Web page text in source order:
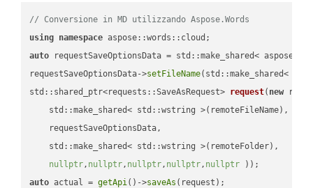
// Conversione in MD utilizzando Aspose.Words
using namespace
auto requestSaveOptionsData = std::make_shared<
requestSaveOptionsData->setFileName(std::make_shared<
std::shared_ptr<requests::SaveAsRequest> request( new
    std::make_shared< std::wstring >(remoteFileName),
    requestSaveOptionsData,
    std::make_shared< std::wstring >(remoteFolder),
nullptr, nullptr, nullptr, nullptr, nullptr ))
auto actual = getApi()->saveAs (request);